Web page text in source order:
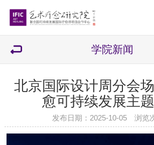
学院新闻
北京国际设计周分会
愈可持续发展主
发布日期：2025-10-05 浏览